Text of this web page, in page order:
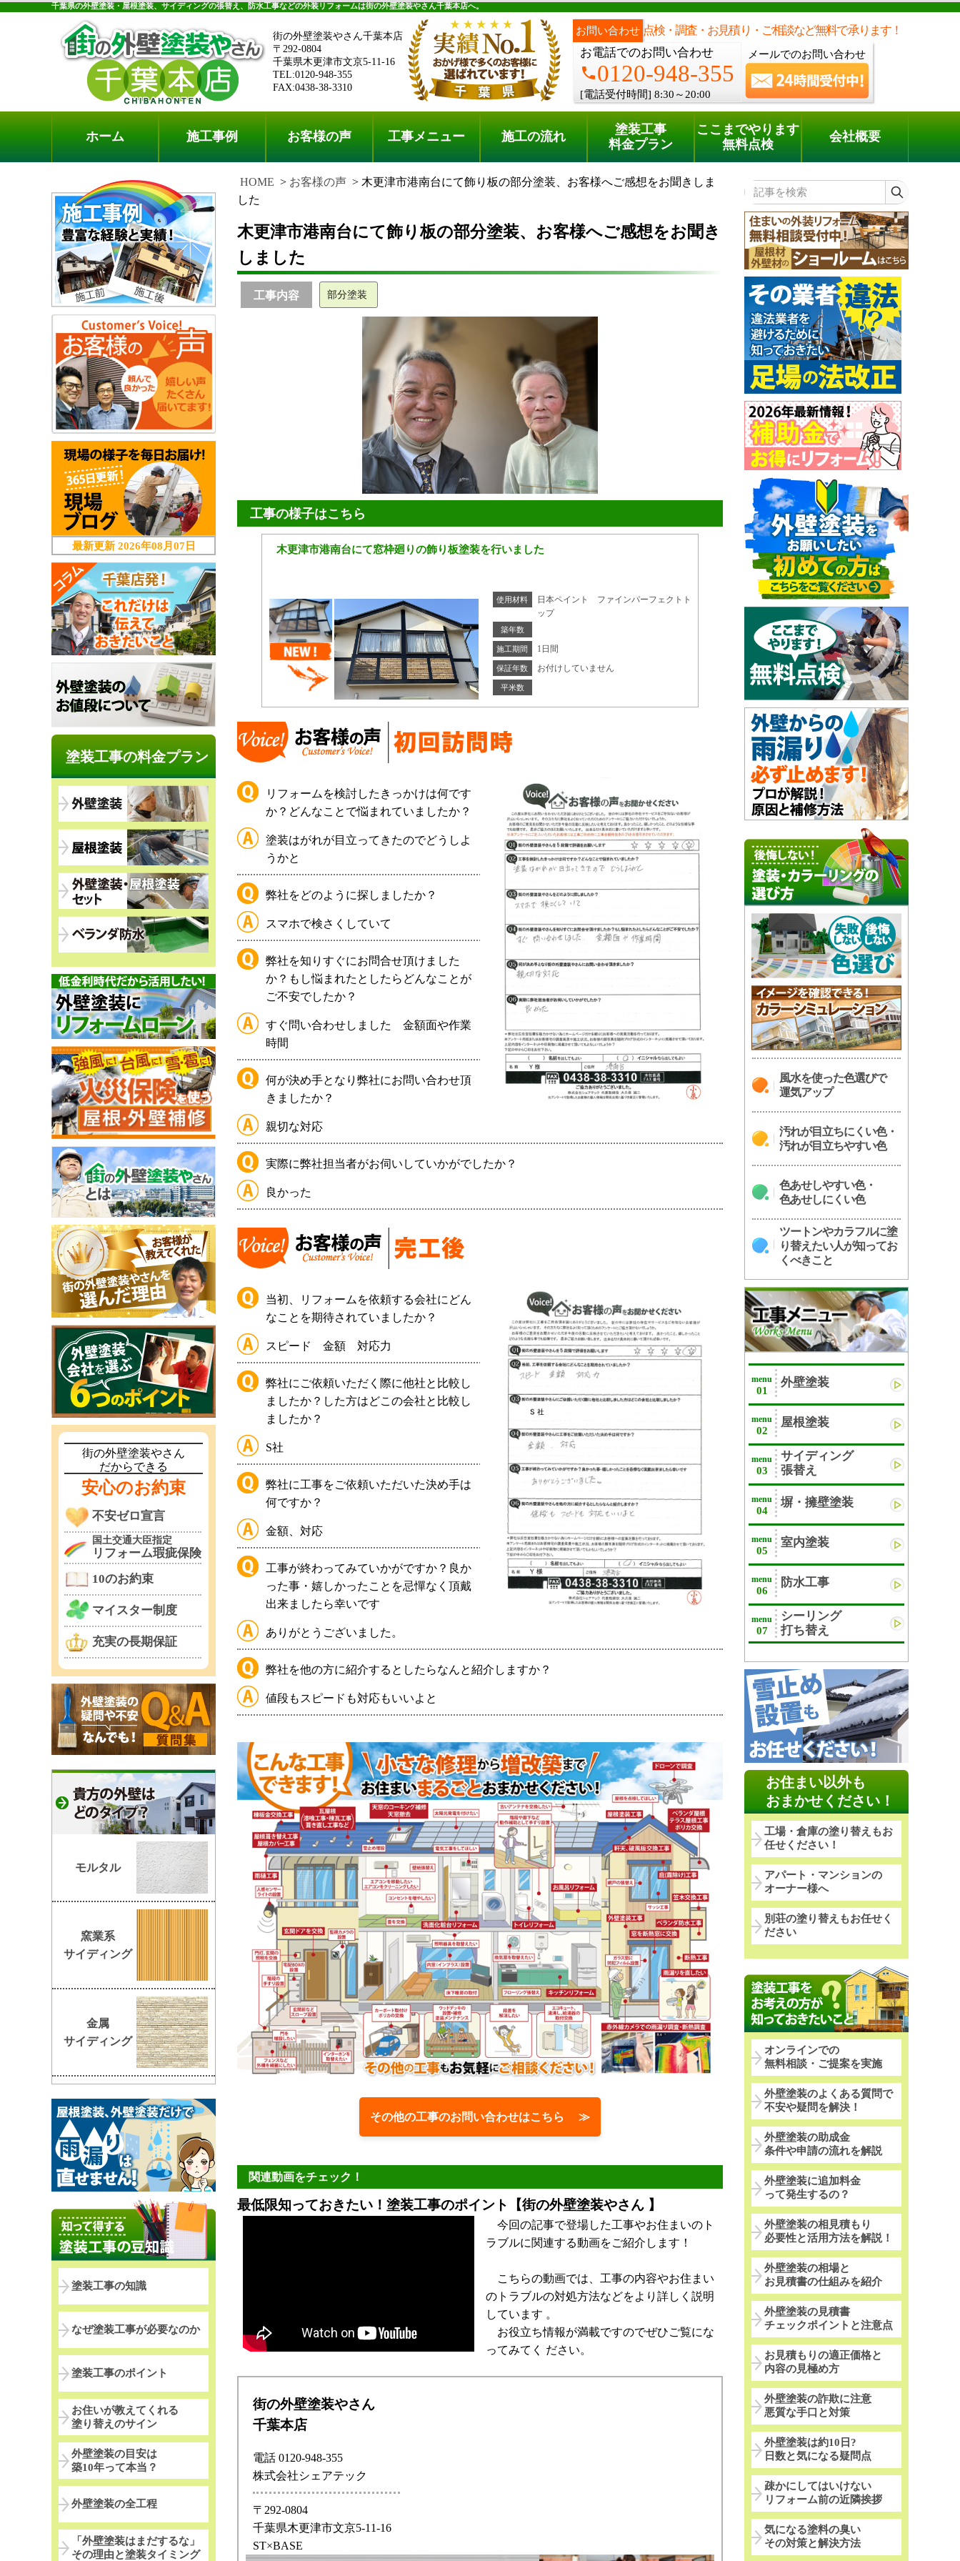
千葉県の外壁塗装・屋根塗装、サイディングの張替え、防水工事などの外装リフォームは街の外壁塗装やさん千葉本店へ。
街の外壁塗装やさん千葉本店
〒292-0804
千葉県木更津市文京5-11-16
TEL:0120-948-355
FAX:0438-38-3310
お問い合わせ 点検・調査・お見積り・ご相談など無料で承ります！
お電話でのお問い合わせ
phone0120-948-355
[電話受付時間] 8:30～20:00
メールでのお問い合わせ
料金プラン 無料点検
電話でのご相談 [8:30～20:00]
phone0120-948-355
ホーム 施工事例 お客様の声 工事メニュー 施工の流れ
塗装工事
料金プラン
ここまでやります
無料点検
会社概要
HOME お客様の声
木更津市港南台にて飾り板の部分塗装、お客様へご感想をお聞きしま
した
木更津市港南台にて飾り板の部分塗装、お客様へご感想をお聞き
しました
工事内容 部分塗装
工事の様子はこちら
木更津市港南台にて窓枠廻りの飾り板塗装を行いました
使用材料
日本ペイント ファインパーフェクトト
ップ
築年数
施工期間 1日間
保証年数 お付けしていません
平米数
リフォームを検討したきっかけは何です
か？どんなことで悩まれていましたか？
塗装はがれが目立ってきたのでどうしよ
うかと
弊社をどのように探しましたか？
スマホで検さくしていて
弊社を知りすぐにお問合せ頂けました
か？もし悩まれたとしたらどんなことが
ご不安でしたか？
すぐ問い合わせしました
金額面や作業
時間
何が決め手となり弊社にお問い合わせ頂
きましたか？
親切な対応
実際に弊社担当者がお伺いしていかがでしたか？
良かった
当初、リフォームを依頼する会社にどん
なことを期待されていましたか？
スピード 金額 対応力
弊社にご依頼いただく際に他社と比較し
ましたか？した方はどこの会社と比較し
ましたか？
S社
弊社に工事をご依頼いただいた決め手は
何ですか？
金額、対応
工事が終わってみていかがですか？良か
った事・嬉しかったことを忌憚なく頂戴
出来ましたら幸いです
ありがとうございました。
弊社を他の方に紹介するとしたらなんと紹介しますか？
値段もスピードも対応もいいよと
その他の工事のお問い合わせはこちら ≫
関連動画をチェック！
最低限知っておきたい！塗装工事のポイント【街の外壁塗装やさん 】
今回の記事で登場した工事やお住まいのト
ラブルに関連する動画をご紹介します！
こちらの動画では、工事の内容やお住まい
のトラブルの対処方法などをより詳しく説明
しています 。
お役立ち情報が満載ですのでぜひご覧にな
ってみてく ださい。
街の外壁塗装やさん
千葉本店
電話 0120-948-355
株式会社シェアテック
〒292-0804
千葉県木更津市文京5-11-16
ST×BASE
記事を検索
風水を使った色選びで
運気アップ
汚れが目立ちにくい色・
汚れが目立ちやすい色
色あせしやすい色・
色あせしにくい色
ツートンやカラフルに塗
り替えたい人が知ってお
くべきこと
menu
01
外壁塗装
menu
02
屋根塗装
menu
03
サイディング
張替え
menu
04
塀・擁壁塗装
menu
05
室内塗装
menu
06
防水工事
menu
07
シーリング
打ち替え
お住まい以外も
おまかせください！
工場・倉庫の塗り替えもお
任せください！
アパート・マンションの
オーナー様へ
別荘の塗り替えもお任せく
ださい
オンラインでの
無料相談・ご提案を実施
外壁塗装のよくある質問で
不安や疑問を解決！
外壁塗装の助成金
条件や申請の流れを解説
外壁塗装に追加料金
って発生するの？
外壁塗装の相見積もり
必要性と活用方法を解説！
外壁塗装の相場と
お見積書の仕組みを紹介
外壁塗装の見積書
チェックポイントと注意点
お見積もりの適正価格と
内容の見極め方
外壁塗装の詐欺に注意
悪質な手口と対策
外壁塗装は約10日?
日数と気になる疑問点
疎かにしてはいけない
リフォーム前の近隣挨拶
気になる塗料の臭い
その対策と解決方法
最新更新 2026年08月07日
塗装工事の料金プラン
街の外壁塗装やさん
だからできる
安心のお約束
不安ゼロ宣言
国土交通大臣指定
リフォーム瑕疵保険
10のお約束
マイスター制度
充実の長期保証
モルタル
窯業系
サイディング
金属
サイディング
塗装工事の知識
なぜ塗装工事が必要なのか
塗装工事のポイント
お住いが教えてくれる
塗り替えのサイン
外壁塗装の目安は
築10年って本当？
外壁塗装の全工程
「外壁塗装はまだするな」
その理由と塗装タイミング